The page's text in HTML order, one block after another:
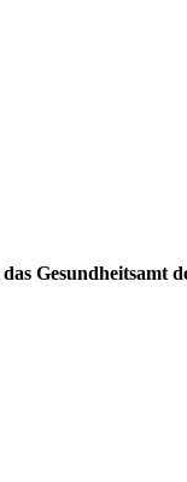
Gesundheitsamt